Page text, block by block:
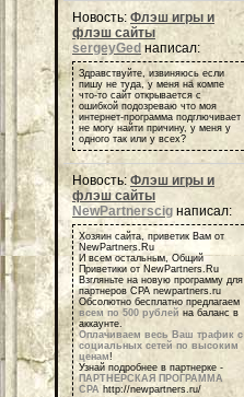
Новость: Флэш игры и
флэш сайты
sergeyGed написал:
Здравствуйте, извиняюсь если
пишу не туда, у меня на компе
что-то сайт открывается с
ошибкой подозреваю что моя
интернет-программа подглючивает
не могу найти причину, у меня у
одного так или у всех?
Новость:Флэш игры и
флэш сайты
NewPartnerscig написал:
Хозяин сайта, приветик Вам от
NewPartners.Ru
И всем остальным, Общий
Приветики от NewPartners.Ru
Взгляньте на новую программу для
партнеров СРА newpartners.ru
Обсолютно бесплатно предлагаем
всем по 500 рублей на баланс в
аккаунте.
Оплачиваем весь Ваш трафик с
социальных сетей по высоким
ценам!
Узнай подробнее в партнерке -
ПАРТНЕРСКАЯ ПРОГРАММА
СРА http://newpartners.ru/